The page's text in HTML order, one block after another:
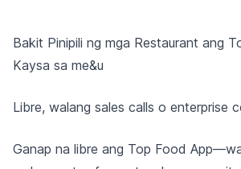
Bakit Pinipili ng mga Restaurant ang
Kaysa sa me&u
Libre, walang sales calls o enterprise
Ganap na libre ang Top Food